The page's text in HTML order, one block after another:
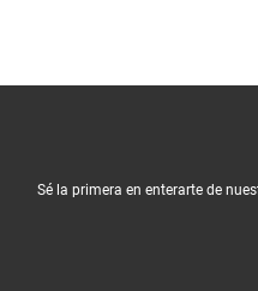
Sé la primera en enterarte de